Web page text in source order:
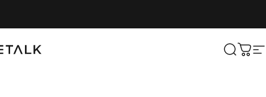
Suche